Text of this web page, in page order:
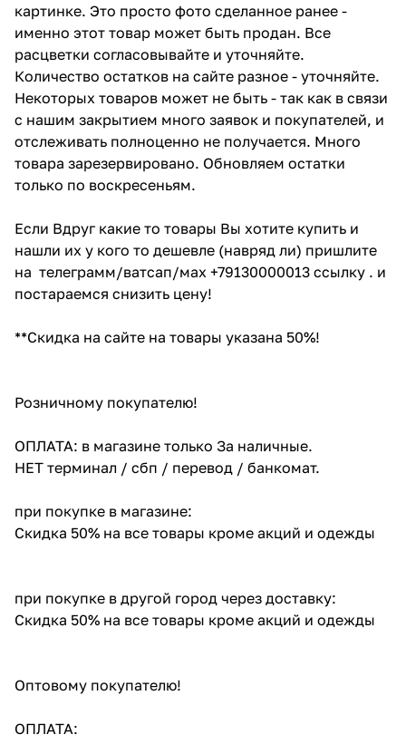
картинке. Это просто фото сделанное ранее -
именно этот товар может быть продан. Все
расцветки согласовывайте и уточняйте.
Количество остатков на сайте разное - уточняйте.
Некоторых товаров может не быть - так как в связи
с нашим закрытием много заявок и покупателей, и
отслеживать полноценно не получается. Много
товара зарезервировано. Обновляем остатки
только по воскресеньям.
Если Вдруг какие то товары Вы хотите купить и
нашли их у кого то дешевле (навряд ли) пришлите
на телеграмм/ватсап/мах +79130000013 ссылку . и
постараемся снизить цену!
**Скидка на сайте на товары указана 50%!
Розничному покупателю!
ОПЛАТА: в магазине только За наличные.
НЕТ терминал / сбп / перевод / банкомат.
при покупке в магазине:
Скидка 50% на все товары кроме акций и одежды
при покупке в другой город через доставку:
Скидка 50% на все товары кроме акций и одежды
Оптовому покупателю!
ОПЛАТА: